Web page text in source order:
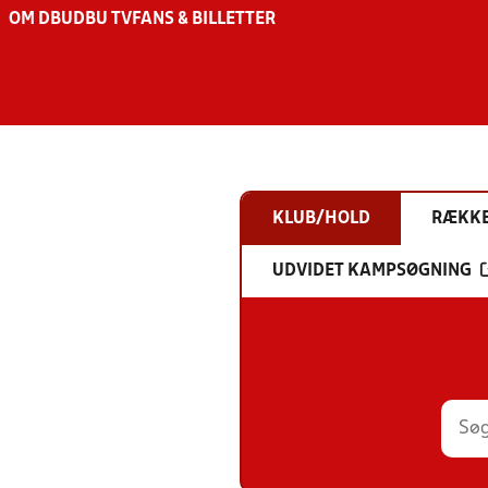
OM DBU DBU TV FANS & BILLETTER
KLUB/HOLD
UDVIDET KAMPSØGNING